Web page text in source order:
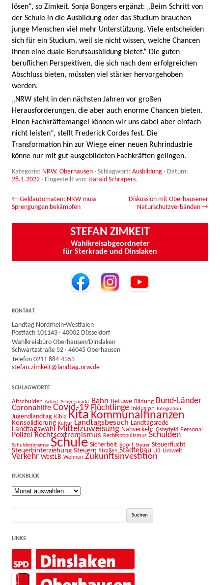
lösen“, so Zimkeit. Sonja Bongers ergänzt: „Beim Schritt von
der Schule in die Ausbildung oder das Studium brauchen
junge Menschen viel mehr Unterstützung. Viele entscheiden
sich für ein Studium, weil sie nicht wissen, welche Chancen
ihnen eine duale Berufsausbildung bietet.“ Die guten
beruflichen Perspektiven, die sich nach dem erfolgreichen
Abschluss bieten, müssten viel stärker hervorgehoben
werden.
„NRW steht in den nächsten Jahren vor großen
Herausforderungen, die aber auch enorme Chancen bieten.
Einen Fachkräftemangel können wir uns dabei aber einfach
nicht leisten“, stellt Frederick Cordes fest. Die
Transformation hin zur Wiege einer neuen Ruhrindustrie
könne nur mit gut ausgebildeten Fachkräften gelingen.
Kategorie: NRW, Oberhausen · Schlagwort: Ausbildung · Datum:
28.1.2022 · Eingestellt von: Harald Schrapers.
Beitrags-Navigation
← Geldautomaten: NRW muss
Sprengungen bekämpfen
Diskussion mit Oberhausener
Naturschutzverbänden →
STEFAN ZIMKEIT
Wahlkreisabgeordneter
für Sterkrade und Dinslaken
KONTAKT
Landtag Nordrhein-Westfalen
Postfach 101143 · 40002 Düsseldorf
Wahlkreisbüro Oberhausen/Dinslaken
Schwartzstraße 52 · 46045 Oberhausen
Telefon 0211 884-4353
stefan.zimkeit@landtag.nrw.de
SCHLAGWORTE
Altschulden Arbeit Arbeitsmarkt Bahn Betuwe Bildung Bund-Länder
Coronahilfe Covid-19 Flüchtlinge Inklusion Integration
Jugendlandtag Kibiz Kita Kommunalfinanzen
Konsolidierung Kultur Landtagsbesuch Landtagsrede
Landtagswahl Mittelzuweisung Nahverkehr Osterfeld Personal
Polizei Rechtsextremismus Rechtspopulismus Schulden
Schuldenbremse Schule Sicherheit Sport Steuer Steuerflucht
Steuerhinterziehung Steuern Straßen Städtebau U3 Umwelt
Verkehr WestLB Wohnen Zukunftsinvestition
RÜCKBLICK
Rückblick
Suche
LINKS